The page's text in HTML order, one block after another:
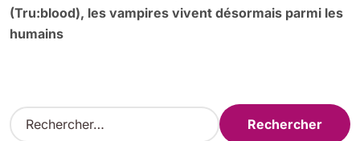
(Tru:blood), les vampires vivent désormais parmi les
humains
R
e